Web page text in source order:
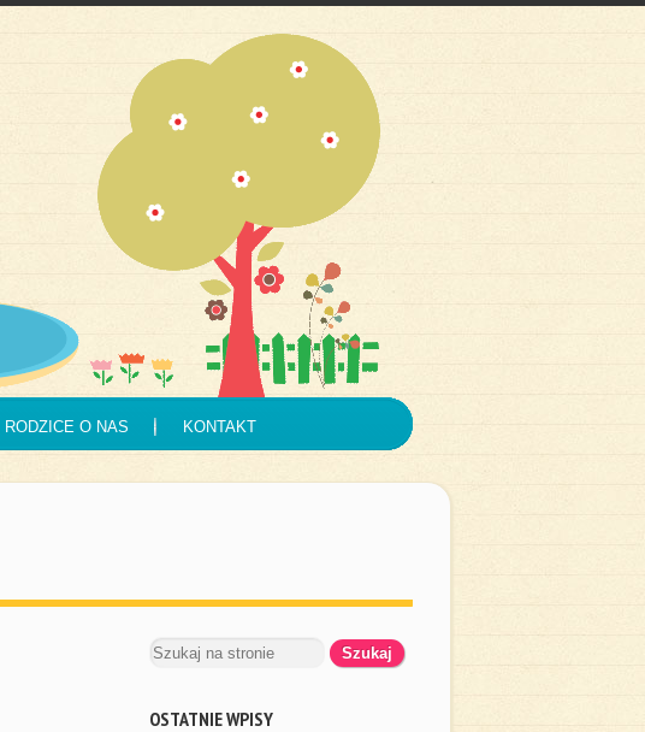
RODZICE O NAS KONTAKT
OSTATNIE WPISY